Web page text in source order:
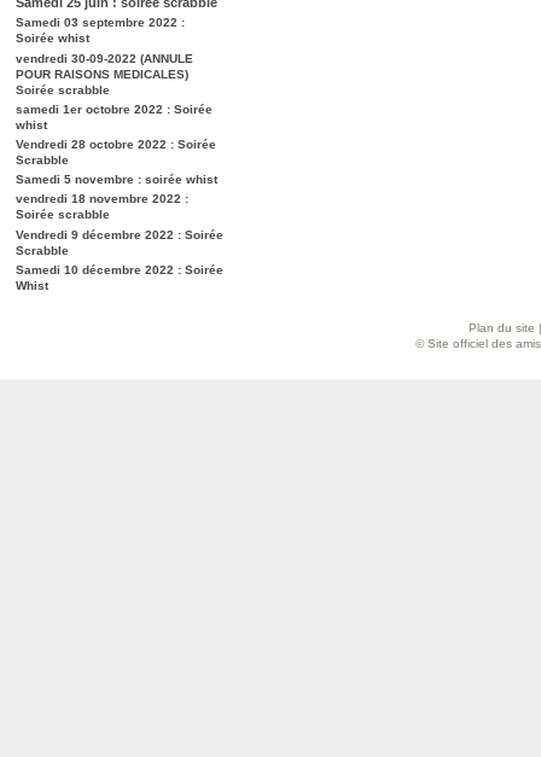
Samedi 03 septembre 2022 :
Soirée whist
vendredi 30-09-2022 (ANNULE
POUR RAISONS MEDICALES)
Soirée scrabble
samedi 1er octobre 2022 : Soirée
whist
Vendredi 28 octobre 2022 : Soirée
Scrabble
Samedi 5 novembre : soirée whist
vendredi 18 novembre 2022 :
Soirée scrabble
Vendredi 9 décembre 2022 : Soirée
Scrabble
Samedi 10 décembre 2022 : Soirée
Whist
Plan du site
© Site officiel des